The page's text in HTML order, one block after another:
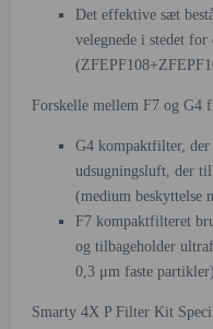
Det effektive sæt
velegnede i stedet
Forskelle mellem F7 og G4
G4 kompaktfilter,
udsugningsluft, der
(medium beskyttelse
F7 kompaktfilteret
og tilbageholder
0,3 μm faste
Smarty 4X P Filter Kit